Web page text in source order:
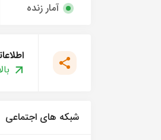
آمار زنده
شبکه های اجتماعی